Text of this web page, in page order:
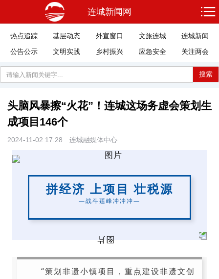
连城新闻网
热点追踪 基层动态 外宣窗口 文旅连城
连城新闻
公告公示
文明实践 乡村振兴 应急安全 关注两会
搜索
头脑风暴擦“火花”！连城这场务虚会策划生
成项目146个
2024-11-02 17:28 连城融媒体中心
拼经济 上项目 壮税源
—战斗莲峰冲冲冲—
“策划非遗小镇项目，重点建设非遗文创